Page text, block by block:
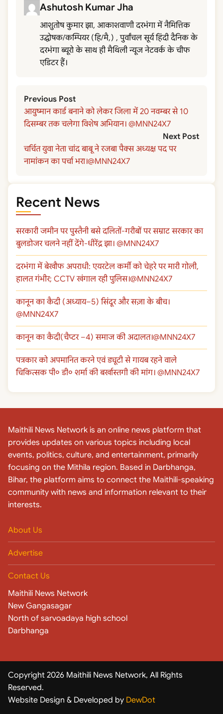
Ashutosh Kumar Jha
आशुतोष कुमार झा, आकाशवाणी दरभंगा में नैमित्तिक
उद्घोषक/कम्पियर (हि/मै,) , पुर्वांचल सूर्य हिंदी दैनिक के
दरभंगा ब्यूरो के साथ ही मैथिली न्यूज नेटवर्क के चीफ
एडिटर हैं।
Previous Post
आयुष्मान कार्ड बनाने को लेकर जिला में 20 नवम्बर से 10
दिसम्बर तक चलेगा विशेष अभियान। @MNN24X7
Next Post
चर्चित युवा नेता चांद बाबू ने रजबा पैक्स अध्यक्ष पद पर
नामांकन का पर्चा भरा।@MNN24X7
Recent News
सरकारी जमीन पर पुस्तैनी बसे दलितों-गरीबों पर सम्राट सरकार का
बुलडोजर चलने नहीं देंगे-धीरेंद्र झा। @MNN24X7
दरभंगा में बेखौफ अपराधी: एयरटेल कर्मी को चेहरे पर मारी गोली,
हालत गंभीर; CCTV खंगाल रही पुलिस।@MNN24X7
कानून का कैदी (अध्याय–5) सिंदूर और सज़ा के बीच।
@MNN24X7
कानून का कैदी(चैप्टर –4) समाज की अदालत।@MNN24X7
पत्रकार को अपमानित करने एवं ड्यूटी से गायब रहने वाले
चिकित्सक पी० डी० शर्मा की बर्खास्तगी की मांग। @MNN24X7
Maithili News Network is an online news platform that
provides updates on various topics including local
events, politics, culture, and entertainment, primarily
focusing on the Mithila region. Based in Darbhanga,
Bihar, the platform aims to connect the Maithili-speaking
community with news and information relevant to their
interests.
About Us
Advertise
Contact Us
Maithili News Network
New Gangasagar
North of sarvoadaya high school
Darbhanga
Copyright 2026 Maithili News Network, All Rights
Reserved.
Website Design & Developed by DewDot